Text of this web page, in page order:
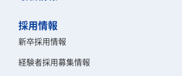
採用情報
新卒採用情報
経験者採用募集情報